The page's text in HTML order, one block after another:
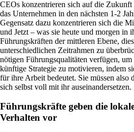
CEOs konzentrieren sich auf die Zukunft
das Unternehmen in den nächsten 1-2
Gegensatz dazu konzentrieren sich die
und Jetzt – was sie heute und morgen in
Führungskräften der mittleren Ebene,
unterschiedlichen Zeitrahmen zu
nötigen Führungsqualitäten verfügen,
künftige Strategie zu motivieren, indem
für ihre Arbeit bedeutet. Sie müssen also
sich selbst voll mit ihr auseinandersetzen.
Führungskräfte geben die
Verhalten vor